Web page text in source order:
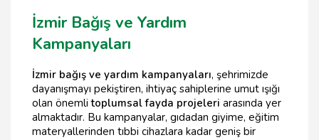
İzmir Bağış ve Yardım
Kampanyaları
İzmir bağış ve yardım kampanyaları, şehrimizde
dayanışmayı pekiştiren, ihtiyaç sahiplerine umut ışığı
olan önemlitoplumsal fayda projeleri arasında yer
almaktadır. Bu kampanyalar, gıdadan giyime, eğitim
materyallerinden tıbbi cihazlara kadar geniş bir